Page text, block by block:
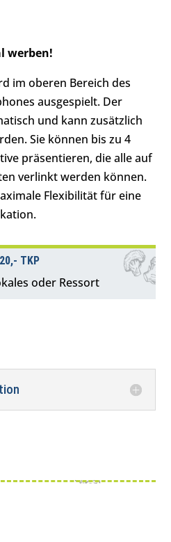
werben!
im oberen Bereich des
ausgespielt. Der
und kann zusätzlich
Sie können bis zu 4
präsentieren, die alle auf
verlinkt werden können.
Flexibilität für eine
TKP
oder Ressort